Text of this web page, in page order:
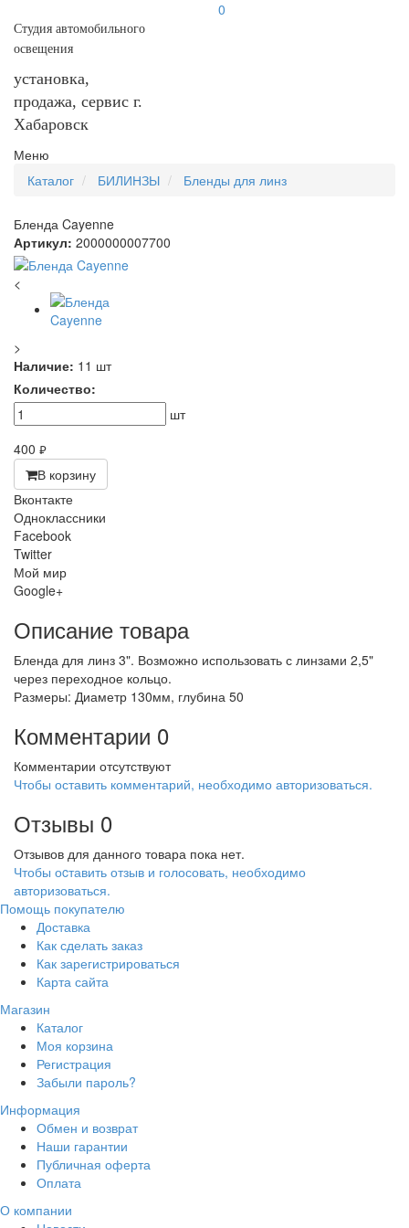
Студия автомобильного
освещения
установка,
продажа, сервис г.
Хабаровск
0
Меню
Каталог
БИЛИНЗЫ Бленды для линз
Бленда Cayenne
Артикул: 2000000007700
<
>
Наличие: 11 шт
Количество:
шт
400 руб.
В корзину
Вконтакте
Одноклассники
Facebook
Twitter
Мой мир
Google+
Описание товара
Бленда для линз 3". Возможно использовать с линзами 2,5"
через переходное кольцо.
Размеры: Диаметр 130мм, глубина 50
Комментарии 0
Комментарии отсутствуют
Чтобы оставить комментарий, необходимо авторизоваться.
Отзывы 0
Отзывов для данного товара пока нет.
Чтобы оcтавить отзыв и голосовать, необходимо
авторизоваться.
Помощь покупателю
Доставка
Как сделать заказ
Как зарегистрироваться
Карта сайта
Магазин
Каталог
Моя корзина
Регистрация
Забыли пароль?
Информация
Обмен и возврат
Наши гарантии
Публичная оферта
Оплата
О компании